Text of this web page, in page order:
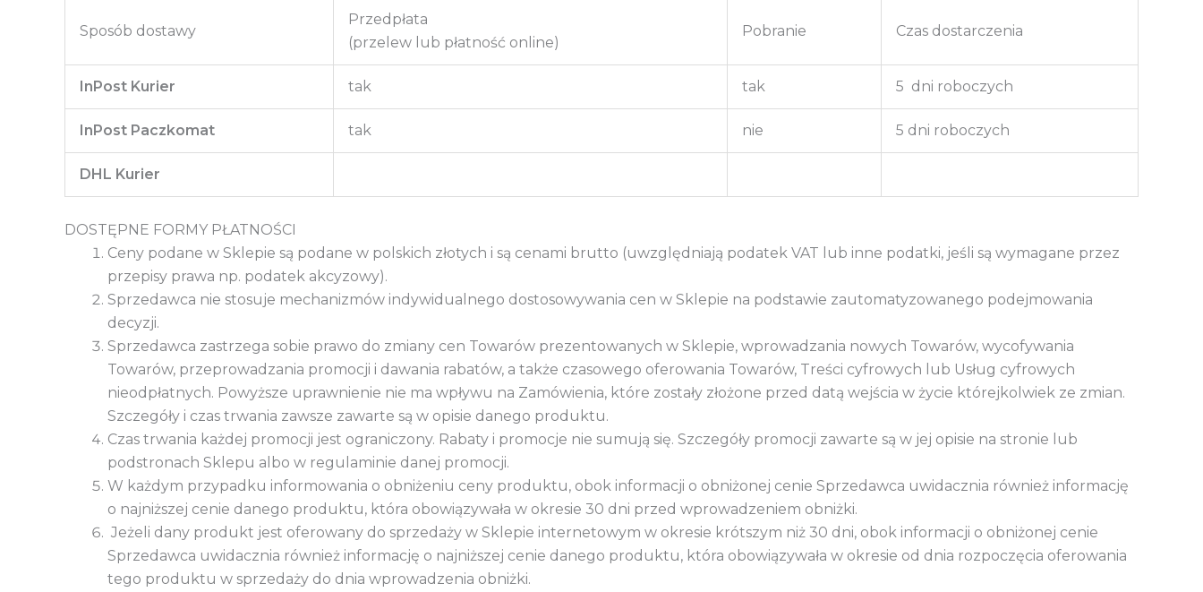
Sposób dostawy
Przedpłata
(przelew lub płatność online)
Pobranie Czas dostarczenia
InPost Kurier tak tak 5 dni roboczych
InPost Paczkomat tak nie 5 dni roboczych
DHL Kurier
DOSTĘPNE FORMY PŁATNOŚCI
Ceny podane w Sklepie są podane w polskich złotych i są cenami brutto (uwzględniają podatek VAT lub inne podatki, jeśli są wymagane przez
przepisy prawa np. podatek akcyzowy).
Sprzedawca nie stosuje mechanizmów indywidualnego dostosowywania cen w Sklepie na podstawie zautomatyzowanego podejmowania
decyzji.
Sprzedawca zastrzega sobie prawo do zmiany cen Towarów prezentowanych w Sklepie, wprowadzania nowych Towarów, wycofywania
Towarów, przeprowadzania promocji i dawania rabatów, a także czasowego oferowania Towarów, Treści cyfrowych lub Usług cyfrowych
nieodpłatnych. Powyższe uprawnienie nie ma wpływu na Zamówienia, które zostały złożone przed datą wejścia w życie którejkolwiek ze zmian.
Szczegóły i czas trwania zawsze zawarte są w opisie danego produktu.
Czas trwania każdej promocji jest ograniczony. Rabaty i promocje nie sumują się. Szczegóły promocji zawarte są w jej opisie na stronie lub
podstronach Sklepu albo w regulaminie danej promocji.
W każdym przypadku informowania o obniżeniu ceny produktu, obok informacji o obniżonej cenie Sprzedawca uwidacznia również informację
o najniższej cenie danego produktu, która obowiązywała w okresie 30 dni przed wprowadzeniem obniżki.
Jeżeli dany produkt jest oferowany do sprzedaży w Sklepie internetowym w okresie krótszym niż 30 dni, obok informacji o obniżonej cenie
Sprzedawca uwidacznia również informację o najniższej cenie danego produktu, która obowiązywała w okresie od dnia rozpoczęcia oferowania
tego produktu w sprzedaży do dnia wprowadzenia obniżki.